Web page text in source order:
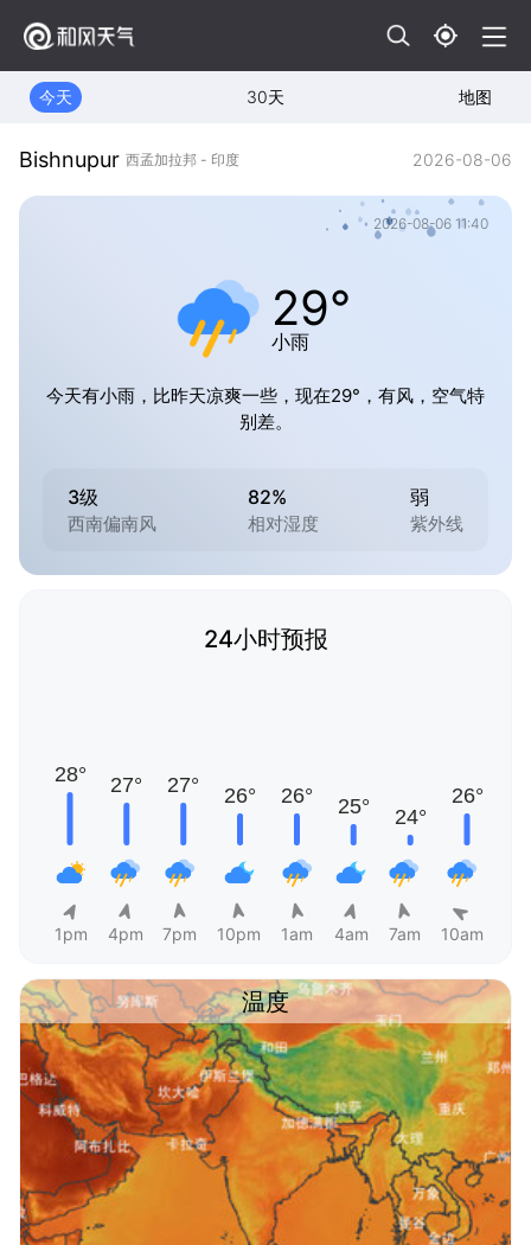
今天 30天 地图
Bishnupur 西孟加拉邦 - 印度 2026-08-06
2026-08-06 11:40
29°
小雨
今天有小雨，比昨天凉爽一些，现在29°，有风，空气特
别差。
3级
西南偏南风
82%
相对湿度
弱
紫外线
24小时预报
1pm 4pm 7pm 10pm 1am 4am 7am 10am
温度